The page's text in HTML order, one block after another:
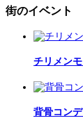
街のイベント
チリメン
背骨コン